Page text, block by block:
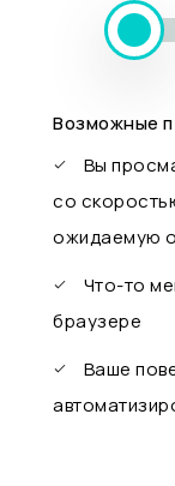
Возможные
Вы
со
ожидаемую
Что-то
браузере
Ваше